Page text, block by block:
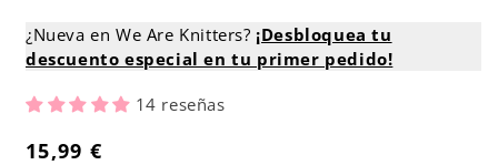
¿Nueva en We Are Knitters? ¡Desbloquea tu
descuento especial en tu primer pedido!
14 reseñas
Precio
15,99 €